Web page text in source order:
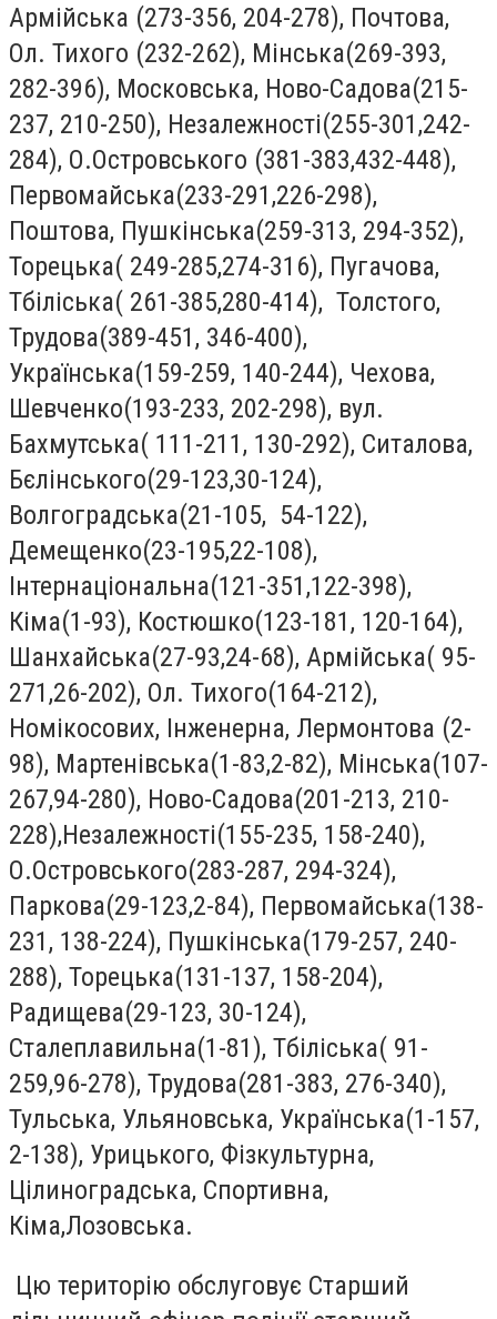
Армійська (273-356, 204-278), Почтова,
Ол. Тихого (232-262), Мінська(269-393,
282-396), Московська, Ново-Садова(215-
237, 210-250), Незалежності(255-301,242-
284), О.Островського (381-383,432-448),
Первомайська(233-291,226-298),
Поштова, Пушкінська(259-313, 294-352),
Торецька( 249-285,274-316), Пугачова,
Тбіліська( 261-385,280-414), Толстого,
Трудова(389-451, 346-400),
Українська(159-259, 140-244), Чехова,
Шевченко(193-233, 202-298), вул.
Бахмутська( 111-211, 130-292), Ситалова,
Бєлінського(29-123,30-124),
Волгоградська(21-105, 54-122),
Демещенко(23-195,22-108),
Інтернаціональна(121-351,122-398),
Кіма(1-93), Костюшко(123-181, 120-164),
Шанхайська(27-93,24-68), Армійська( 95-
271,26-202), Ол. Тихого(164-212),
Номікосових, Інженерна, Лермонтова (2-
98), Мартенівська(1-83,2-82), Мінська(107-
267,94-280), Ново-Садова(201-213, 210-
228),Незалежності(155-235, 158-240),
О.Островського(283-287, 294-324),
Паркова(29-123,2-84), Первомайська(138-
231, 138-224), Пушкінська(179-257, 240-
288), Торецька(131-137, 158-204),
Радищева(29-123, 30-124),
Сталеплавильна(1-81), Тбіліська( 91-
259,96-278), Трудова(281-383, 276-340),
Тульська, Ульяновська, Українська(1-157,
2-138), Урицького, Фізкультурна,
Цілиноградська, Спортивна,
Кіма,Лозовська.
Цю територію обслуговує Старший